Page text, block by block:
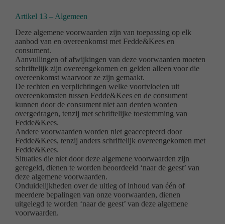
Artikel 13 – Algemeen
Deze algemene voorwaarden zijn van toepassing op elk
aanbod van en overeenkomst met Fedde&Kees en
consument.
Aanvullingen of afwijkingen van deze voorwaarden moeten
schriftelijk zijn overeengekomen en gelden alleen voor die
overeenkomst waarvoor ze zijn gemaakt.
De rechten en verplichtingen welke voortvloeien uit
overeenkomsten tussen Fedde&Kees en de consument
kunnen door de consument niet aan derden worden
overgedragen, tenzij met schriftelijke toestemming van
Fedde&Kees.
Andere voorwaarden worden niet geaccepteerd door
Fedde&Kees, tenzij anders schriftelijk overeengekomen met
Fedde&Kees.
Situaties die niet door deze algemene voorwaarden zijn
geregeld, dienen te worden beoordeeld ‘naar de geest’ van
deze algemene voorwaarden.
Onduidelijkheden over de uitleg of inhoud van één of
meerdere bepalingen van onze voorwaarden, dienen
uitgelegd te worden ‘naar de geest’ van deze algemene
voorwaarden.